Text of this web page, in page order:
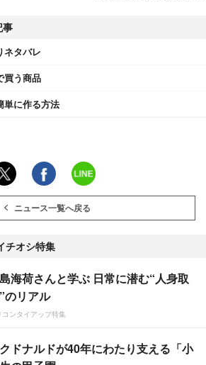
事
ネタバレ
買う商品
単に作る方法
ニュース一覧へ戻る
チオシ特集
海荷さんと学ぶ 日常に潜む“人身取
のリアル
コンタイアップ特集
ドナルドが40年にわたり支える「小